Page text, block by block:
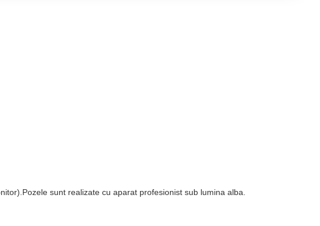
sunt realizate cu aparat profesionist sub lumina alba.